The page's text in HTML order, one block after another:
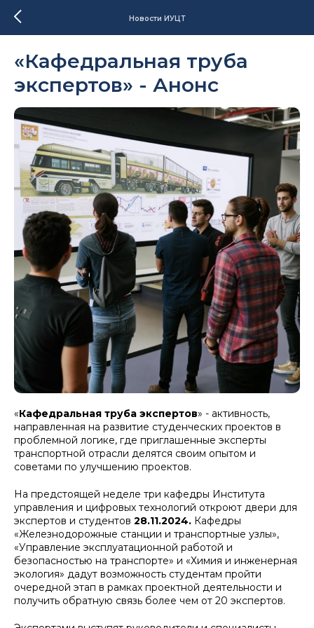
Новости ИУЦТ
«Кафедральная труба
экспертов» - Анонс
«Кафедральная труба экспертов» - активность,
направленная на развитие студенческих проектов в
проблемной логике, где приглашенные эксперты
транспортной отрасли делятся своим опытом и
советами по улучшению проектов.
На предстоящей неделе три кафедры Института
управления и цифровых технологий откроют двери для
экспертов и студентов 28.11.2024. Кафедры
«Железнодорожные станции и транспортные узлы»,
«Управление эксплуатационной работой и
безопасностью на транспорте» и «Химия и инженерная
экология» дадут возможность студентам пройти
очередной этап в рамках проектной деятельности и
получить обратную связь более чем от 20 экспертов.